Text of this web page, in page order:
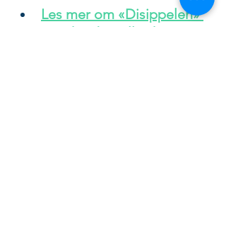
Les mer om «Disippelen»
som kan bestilles her